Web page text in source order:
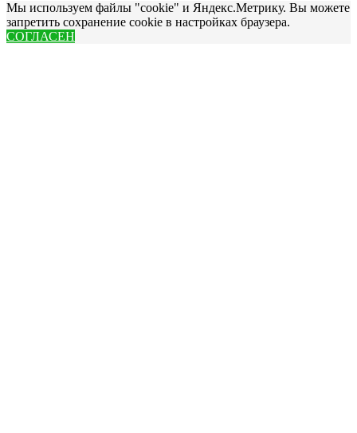
Мы используем файлы "cookie" и Яндекс.Метрику. Вы можете
запретить сохранение cookie в настройках браузера.
СОГЛАСЕН